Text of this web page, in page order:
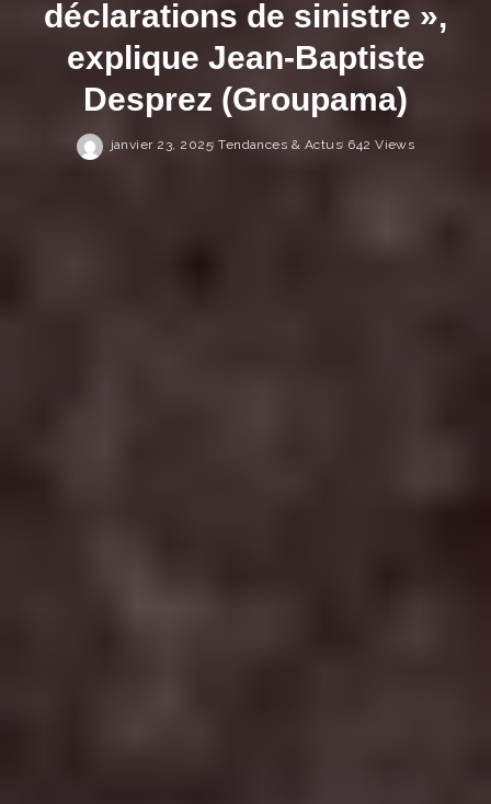
déclarations de sinistre »,
explique Jean-Baptiste
Desprez (Groupama)
janvier 23, 2025 Tendances & Actus 642 Views